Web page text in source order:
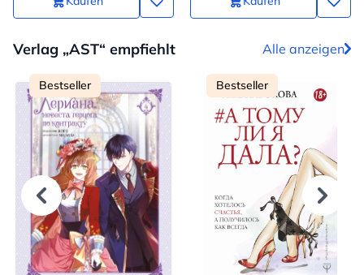
Verlag „AST“ empfiehlt Alle anzeigen
Bestseller Bestseller